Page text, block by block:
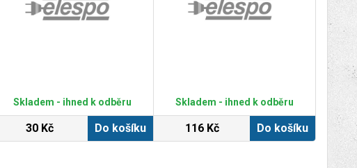
Skladem - ihned k odběru
30 Kč Do košíku
Skladem - ihned k odběru
116 Kč Do košíku